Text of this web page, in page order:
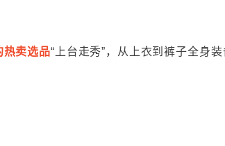
热卖选品“上台走秀”，从上衣到裤子全身